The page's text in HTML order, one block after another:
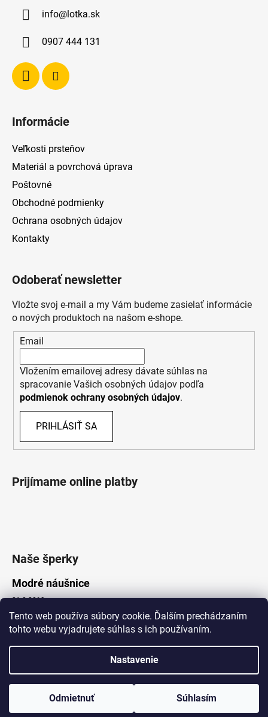
Tento web používa súbory cookie. Ďalším prechádzaním
tohto webu vyjadrujete súhlas s ich používaním.
Nastavenie
Odmietnuť Súhlasím
www.Lotka.sk - najkrajšie šperky za dobré ceny. Pri nákupe nad 50€
poštovné zdarma. Nakupujte s dôverou - naša spoločnosť je s
info@lotka.sk
0907 444 131
Informácie
Veľkosti prsteňov
Materiál a povrchová úprava
Poštovné
Obchodné podmienky
Ochrana osobných údajov
Kontakty
Odoberať newsletter
Vložte svoj e-mail a my Vám budeme zasielať informácie
o nových produktoch na našom e-shope.
Email
Vložením emailovej adresy dávate súhlas na
spracovanie Vašich osobných údajov podľa
podmienok ochrany osobných údajov.
PRIHLÁSIŤ SA
Prijímame online platby
Naše šperky
Modré náušnice
21.8.2019
Vytvoril Shoptet
Lotka.sk. Všetky práva vyhradené.
Upraviť nastavenie cookies